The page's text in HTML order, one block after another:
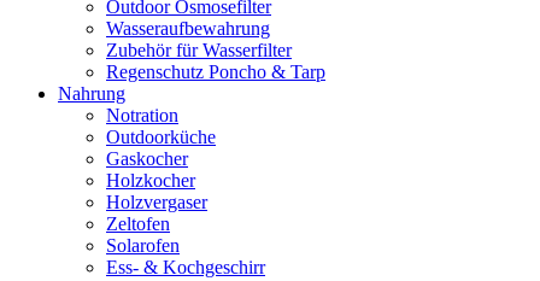
Outdoor Osmosefilter
Wasseraufbewahrung
Zubehör für Wasserfilter
Regenschutz Poncho & Tarp
Nahrung
Notration
Outdoorküche
Gaskocher
Holzkocher
Holzvergaser
Zeltofen
Solarofen
Ess- & Kochgeschirr